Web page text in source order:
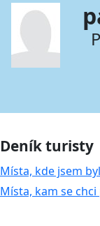
PRO TURISTY
MOJE TURISTIKA
Deník turisty
Místa, kde jsem
Místa, kam se